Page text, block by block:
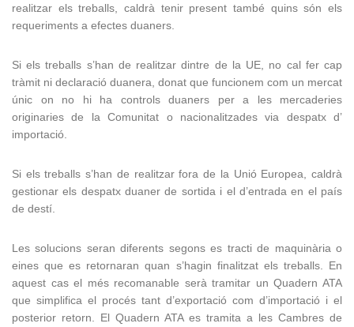
realitzar els treballs, caldrà tenir present també quins són els
requeriments a efectes duaners.
Si els treballs s’han de realitzar dintre de la UE, no cal fer cap
tràmit ni declaració duanera, donat que funcionem com un mercat
únic on no hi ha controls duaners per a les mercaderies
originaries de la Comunitat o nacionalitzades via despatx d’
importació.
Si els treballs s’han de realitzar fora de la Unió Europea, caldrà
gestionar els despatx duaner de sortida i el d’entrada en el país
de destí.
Les solucions seran diferents segons es tracti de maquinària o
eines que es retornaran quan s’hagin finalitzat els treballs. En
aquest cas el més recomanable serà tramitar un Quadern ATA
que simplifica el procés tant d’exportació com d’importació i el
posterior retorn. El Quadern ATA es tramita a les Cambres de